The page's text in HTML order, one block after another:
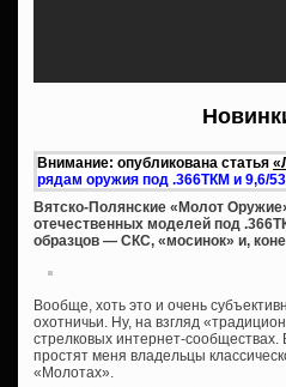
Внимание: опубликована статья
рядам оружия под .366ТКМ и 9,6/
Вятско-Полянские «Молот
отечественных моделей под
образцов — СКС, «мосинок» и,
Вообще, хоть это и очень
охотничьи. Ну, на взгляд
стрелковых интернет-
простят меня владельцы
«Молотах».